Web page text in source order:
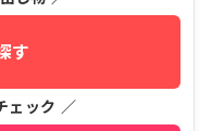
す
ェック ／